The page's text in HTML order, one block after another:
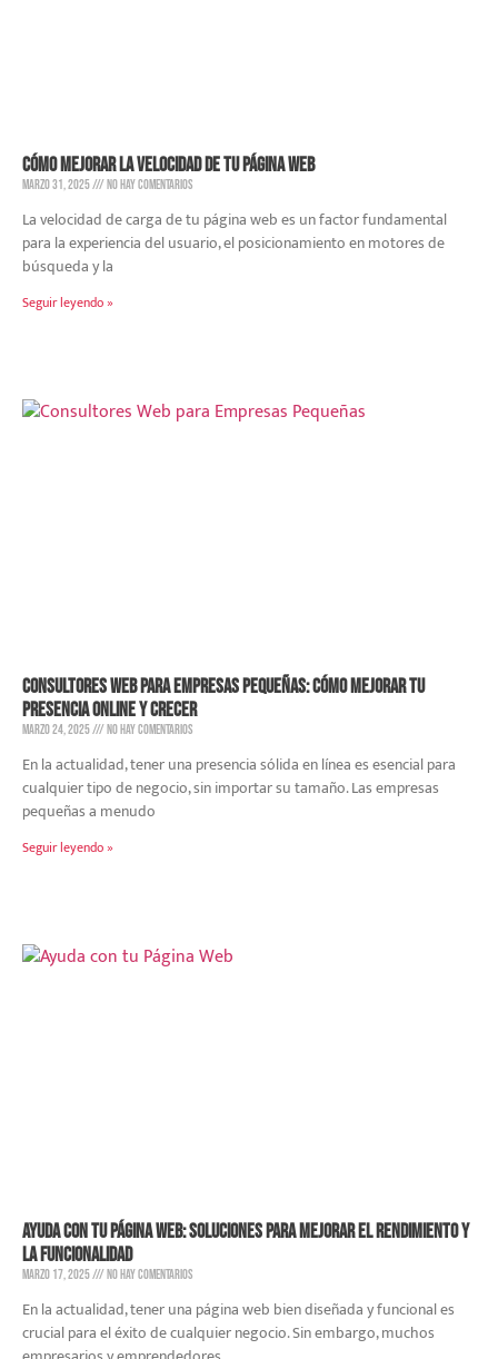
Cómo mejorar la velocidad de tu página web
marzo 31, 2025 No hay comentarios
La velocidad de carga de tu página web es un factor fundamental
para la experiencia del usuario, el posicionamiento en motores de
búsqueda y la
Seguir leyendo »
Consultores web para empresas pequeñas: cómo mejorar tu
presencia online y crecer
marzo 24, 2025 No hay comentarios
En la actualidad, tener una presencia sólida en línea es esencial para
cualquier tipo de negocio, sin importar su tamaño. Las empresas
pequeñas a menudo
Seguir leyendo »
Ayuda con tu página web: soluciones para mejorar el rendimiento y
la funcionalidad
marzo 17, 2025 No hay comentarios
En la actualidad, tener una página web bien diseñada y funcional es
crucial para el éxito de cualquier negocio. Sin embargo, muchos